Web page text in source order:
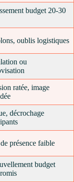
budget 20-30
oublis logistiques
ou
ratée, image
décrochage
présence faible
budget